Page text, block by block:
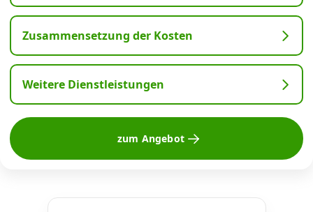
Zusammensetzung der Kosten
Weitere Dienstleistungen
zum Angebot